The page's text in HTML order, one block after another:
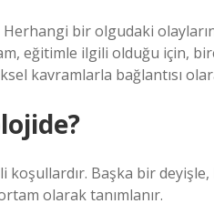
Herhangi bir olgudaki
eğitimle ilgili olduğu için,
kavramlarla bağlantısı
Başka bir
olarak tanımlanır.